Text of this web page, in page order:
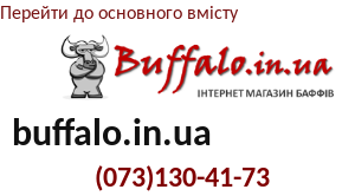
Перейти до основного вмісту
buffalo.in.ua
(073)130-41-73